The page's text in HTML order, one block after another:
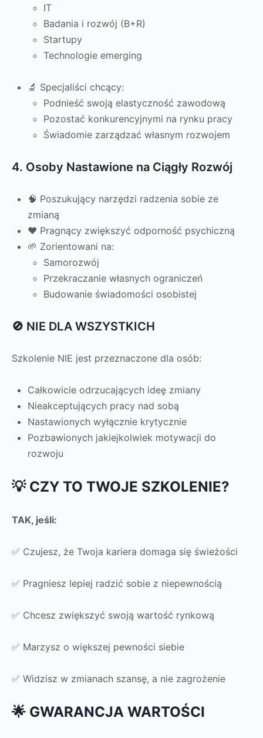
IT
Badania i rozwój (B+R)
Startupy
Technologie emerging
🔬 Specjaliści chcący:
Podnieść swoją elastyczność zawodową
Pozostać konkurencyjnymi na rynku pracy
Świadomie zarządzać własnym rozwojem
4. Osoby Nastawione na Ciągły Rozwój
🧠 Poszukujący narzędzi radzenia sobie ze
zmianą
❤️ Pragnący zwiększyć odporność psychiczną
🌱 Zorientowani na:
Samorozwój
Przekraczanie własnych ograniczeń
Budowanie świadomości osobistej
🚫 NIE DLA WSZYSTKICH
Szkolenie NIE jest przeznaczone dla osób:
Całkowicie odrzucających ideę zmiany
Nieakceptujących pracy nad sobą
Nastawionych wyłącznie krytycznie
Pozbawionych jakiejkolwiek motywacji do
rozwoju
💡 CZY TO TWOJE SZKOLENIE?
TAK, jeśli:
✅ Czujesz, że Twoja kariera domaga się świeżości
✅ Pragniesz lepiej radzić sobie z niepewnością
✅ Chcesz zwiększyć swoją wartość rynkową
✅ Marzysz o większej pewności siebie
✅ Widzisz w zmianach szansę, a nie zagrożenie
🌟 GWARANCJA WARTOŚCI